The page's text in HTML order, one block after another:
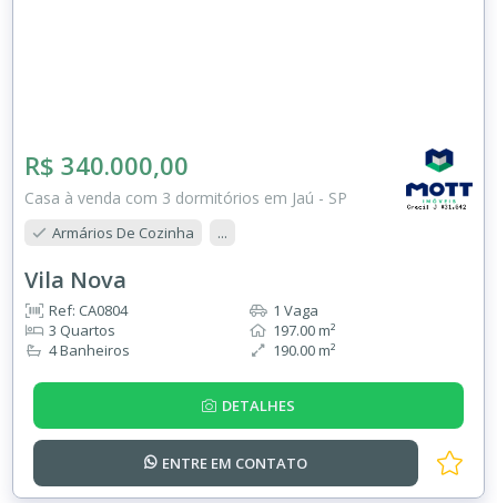
R$ 340.000,00
Casa à venda com 3 dormitórios em Jaú - SP
Armários De Cozinha ...
Vila Nova
Ref: CA0804
3 Quartos
4 Banheiros
1 Vaga
197.00 m²
190.00 m²
DETALHES
ENTRE EM CONTATO